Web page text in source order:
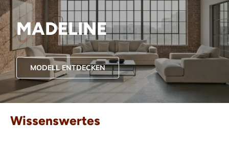
MADELINE
MODELL ENTDECKEN
Wissenswertes